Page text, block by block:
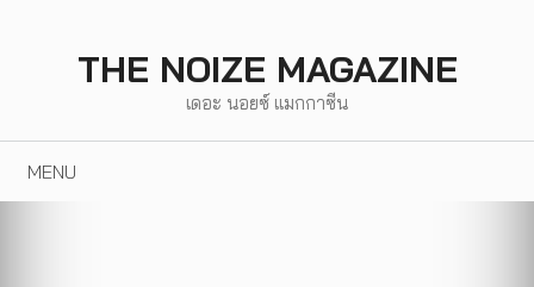
THE NOIZE MAGAZINE
เดอะ นอยซ์ แมกกาซีน
MENU